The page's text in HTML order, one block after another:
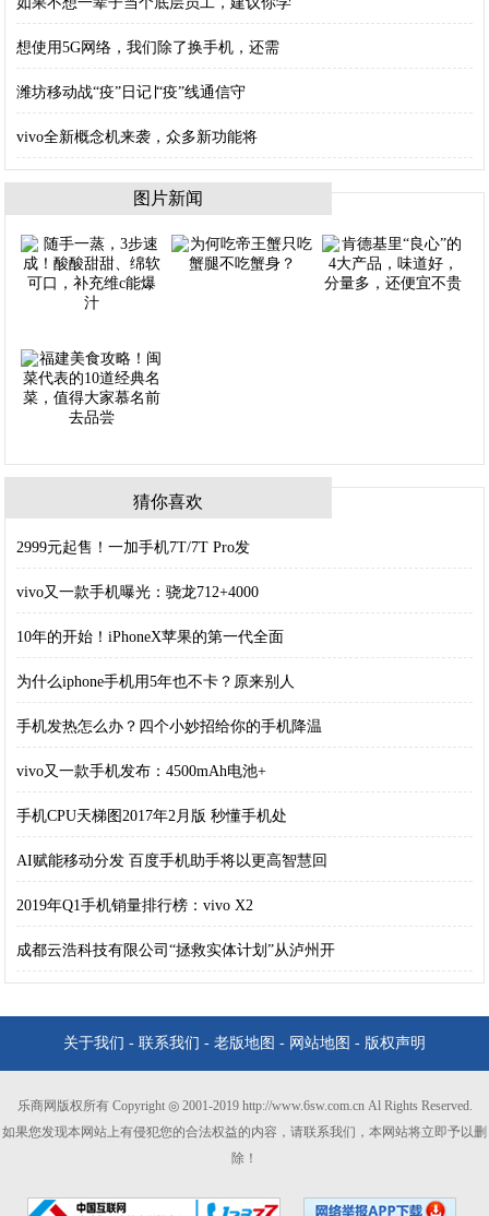
想使用5G网络，我们除了换手机，还需
潍坊移动战“疫”日记∣“疫”线通信守
vivo全新概念机来袭，众多新功能将
图片新闻
猜你喜欢
2999元起售！一加手机7T/7T Pro发
vivo又一款手机曝光：骁龙712+4000
10年的开始！iPhoneX苹果的第一代全面
为什么iphone手机用5年也不卡？原来别人
手机发热怎么办？四个小妙招给你的手机降温
vivo又一款手机发布：4500mAh电池+
手机CPU天梯图2017年2月版 秒懂手机处
AI赋能移动分发 百度手机助手将以更高智慧回
2019年Q1手机销量排行榜：vivo X2
成都云浩科技有限公司“拯救实体计划”从泸州开
关于我们 - 联系我们 - 老版地图 - 网站地图 - 版权声明
乐商网版权所有 Copyright ◎ 2001-2019 http://www.6sw.com.cn Al Rights Reserved.
如果您发现本网站上有侵犯您的合法权益的内容，请联系我们，本网站将立即予以删
除！